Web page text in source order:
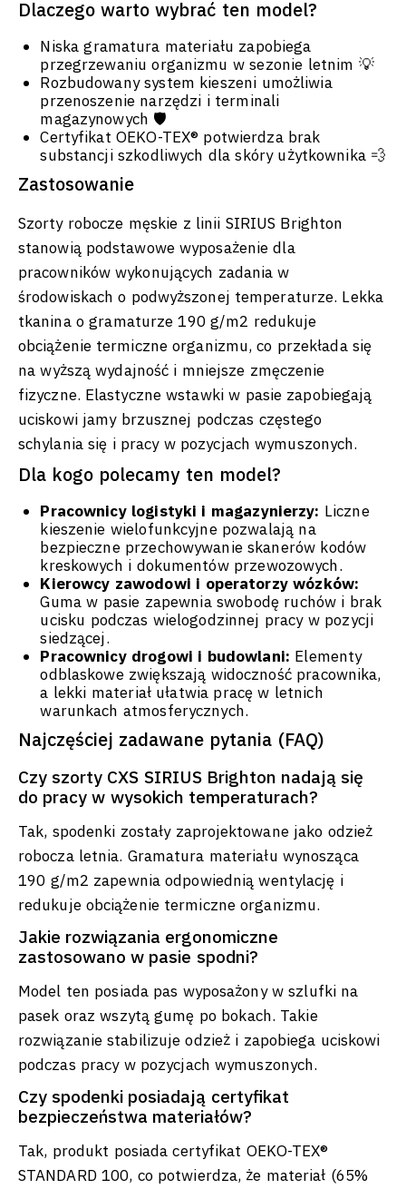
Dlaczego warto wybrać ten model?
Niska gramatura materiału zapobiega
przegrzewaniu organizmu w sezonie letnim 💡
Rozbudowany system kieszeni umożliwia
przenoszenie narzędzi i terminali
magazynowych 🛡️
Certyfikat OEKO-TEX® potwierdza brak
substancji szkodliwych dla skóry użytkownika 💨
Zastosowanie
Szorty robocze męskie z linii SIRIUS Brighton
stanowią podstawowe wyposażenie dla
pracowników wykonujących zadania w
środowiskach o podwyższonej temperaturze. Lekka
tkanina o gramaturze 190 g/m2 redukuje
obciążenie termiczne organizmu, co przekłada się
na wyższą wydajność i mniejsze zmęczenie
fizyczne. Elastyczne wstawki w pasie zapobiegają
uciskowi jamy brzusznej podczas częstego
schylania się i pracy w pozycjach wymuszonych.
Dla kogo polecamy ten model?
Pracownicy logistyki i magazynierzy: Liczne
kieszenie wielofunkcyjne pozwalają na
bezpieczne przechowywanie skanerów kodów
kreskowych i dokumentów przewozowych.
Kierowcy zawodowi i operatorzy wózków:
Guma w pasie zapewnia swobodę ruchów i brak
ucisku podczas wielogodzinnej pracy w pozycji
siedzącej.
Pracownicy drogowi i budowlani: Elementy
odblaskowe zwiększają widoczność pracownika,
a lekki materiał ułatwia pracę w letnich
warunkach atmosferycznych.
Najczęściej zadawane pytania (FAQ)
Czy szorty CXS SIRIUS Brighton nadają się
do pracy w wysokich temperaturach?
Tak, spodenki zostały zaprojektowane jako odzież
robocza letnia. Gramatura materiału wynosząca
190 g/m2 zapewnia odpowiednią wentylację i
redukuje obciążenie termiczne organizmu.
Jakie rozwiązania ergonomiczne
zastosowano w pasie spodni?
Model ten posiada pas wyposażony w szlufki na
pasek oraz wszytą gumę po bokach. Takie
rozwiązanie stabilizuje odzież i zapobiega uciskowi
podczas pracy w pozycjach wymuszonych.
Czy spodenki posiadają certyfikat
bezpieczeństwa materiałów?
Tak, produkt posiada certyfikat OEKO-TEX®
STANDARD 100, co potwierdza, że materiał (65%